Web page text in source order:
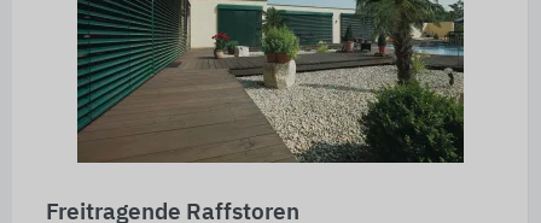
Freitragende Raffstoren